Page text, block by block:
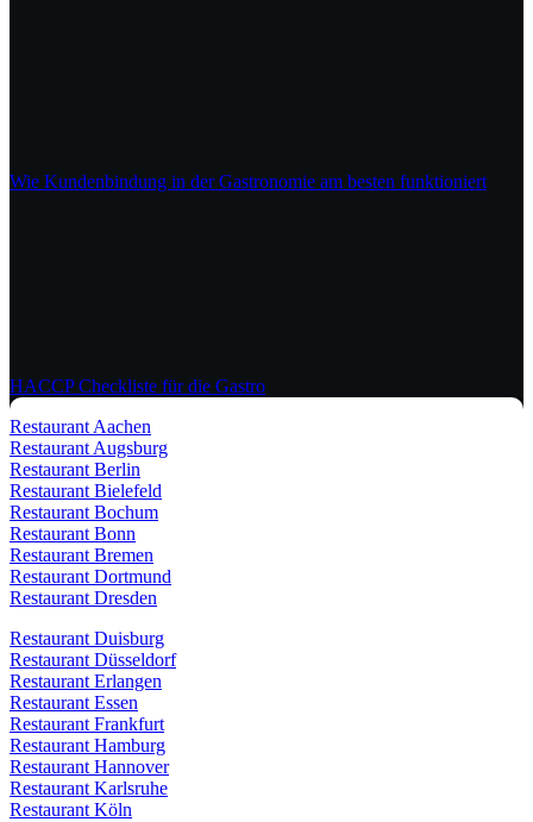
Wie Kundenbindung in der Gastronomie am besten funktioniert
HACCP Checkliste für die Gastro
Restaurant Aachen
Restaurant Augsburg
Restaurant Berlin
Restaurant Bielefeld
Restaurant Bochum
Restaurant Bonn
Restaurant Bremen
Restaurant Dortmund
Restaurant Dresden
Restaurant Duisburg
Restaurant Düsseldorf
Restaurant Erlangen
Restaurant Essen
Restaurant Frankfurt
Restaurant Hamburg
Restaurant Hannover
Restaurant Karlsruhe
Restaurant Köln